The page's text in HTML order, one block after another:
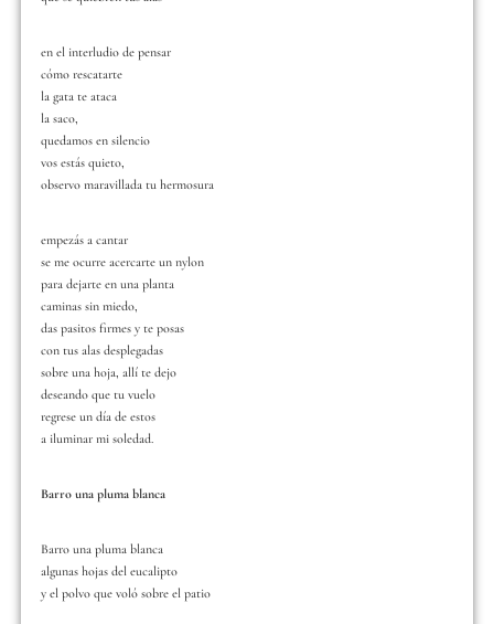
en el interludio de pensar
cómo rescatarte
la gata te ataca
la saco,
quedamos en silencio
vos estás quieto,
observo maravillada tu hermosura
empezás a cantar
se me ocurre acercarte un nylon
para dejarte en una planta
caminas sin miedo,
das pasitos firmes y te posas
con tus alas desplegadas
sobre una hoja, allí te dejo
deseando que tu vuelo
regrese un día de estos
a iluminar mi soledad.
Barro una pluma blanca
Barro una pluma blanca
algunas hojas del eucalipto
y el polvo que voló sobre el patio